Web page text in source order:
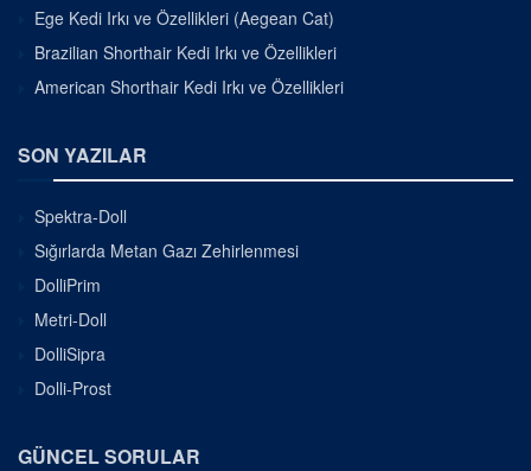
Ege Kedi Irkı ve Özellikleri (Aegean Cat)
Brazilian Shorthair Kedi Irkı ve Özellikleri
American Shorthair Kedi Irkı ve Özellikleri
SON YAZILAR
Spektra-Doll
Sığırlarda Metan Gazı Zehirlenmesi
DolliPrim
Metri-Doll
DolliSipra
Dolli-Prost
GÜNCEL SORULAR